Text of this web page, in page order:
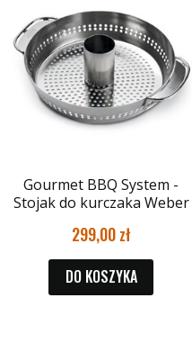
Gourmet BBQ System -
Stojak do kurczaka Weber
299,00
DO KOSZYKA